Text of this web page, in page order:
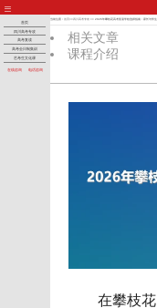
首页
四川高考专攻
高考复读
高考全日制集训
艺考生文化课
在线咨询 电话咨询
当前位置： 首页 >>四川高考专攻>> 2026年攀枝花高考复读学校选择指南：家长与学生
相关文章
课程介绍
在攀枝